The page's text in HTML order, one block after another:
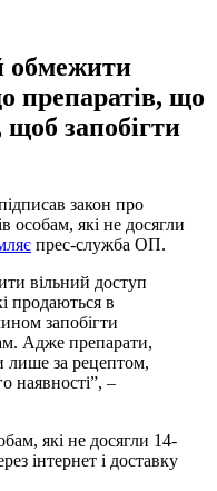
обмежити
препаратів, що
запобігти
закон про
особам, які не досягли
прес-служба ОП.
вільний доступ
продаються в
запобігти
Адже препарати,
лише за рецептом,
наявності”, –
які не досягли 14-
інтернет і доставку